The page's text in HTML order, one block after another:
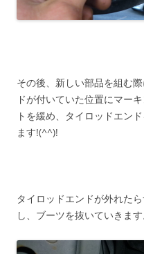
その後、新しい部品を組む
ドが付いていた位置にマー
トを緩め、タイロッドエン
ます!(^^)!
タイロッドエンドが外れた
し、ブーツを抜いていきます